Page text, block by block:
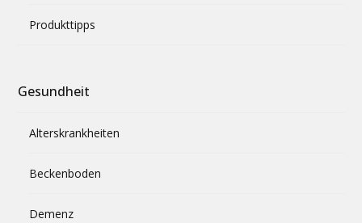
Produkttipps
Gesundheit
Alterskrankheiten
Beckenboden
Demenz